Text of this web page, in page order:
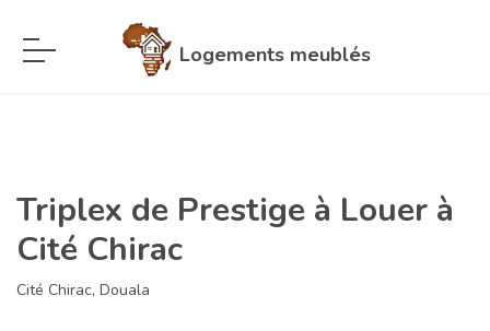
Logements meublés
Triplex de Prestige à Louer à
Cité Chirac
Cité Chirac, Douala